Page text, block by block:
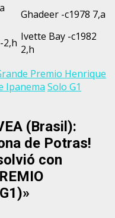
Ghadeer -c1978 7,a
2,h Ivette Bay -c1982
2,h
Premio Henrique
Ipanema Solo G1
(Brasil):
de Potras!
con
»